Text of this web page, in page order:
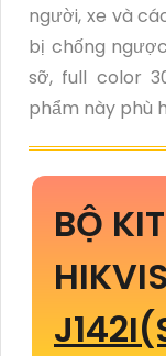
người, xe và
bị chống
sỡ, full color
phẩm này phù
BỘ